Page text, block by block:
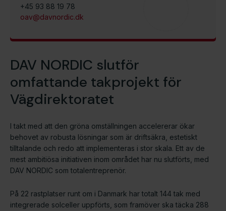
+45 93 88 19 78
oav@davnordic.dk
DAV NORDIC slutför
omfattande takprojekt för
Vägdirektoratet
I takt med att den gröna omställningen accelererar ökar
behovet av robusta lösningar som är driftsäkra, estetiskt
tilltalande och redo att implementeras i stor skala. Ett av de
mest ambitiösa initiativen inom området har nu slutförts, med
DAV NORDIC som totalentreprenör.
På 22 rastplatser runt om i Danmark har totalt 144 tak med
integrerade solceller uppförts, som framöver ska täcka 288